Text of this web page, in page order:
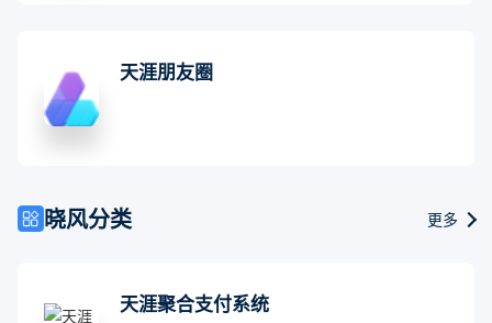
天涯朋友圈
晓风分类 更多
天涯聚合支付系统